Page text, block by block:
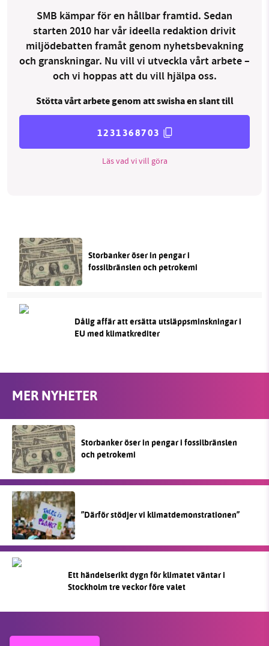
SMB kämpar för en hållbar framtid. Sedan
starten 2010 har vår ideella redaktion drivit
miljödebatten framåt genom nyhetsbevakning
och granskningar. Nu vill vi utveckla vårt arbete –
och vi hoppas att du vill hjälpa oss.
Stötta vårt arbete genom att swisha en slant till
1231368703
Läs vad vi vill göra
Storbanker öser in pengar i
fossilbränslen och petrokemi
Dålig affär att ersätta utsläppsminskningar i
EU med klimatkrediter
MER NYHETER
Storbanker öser in pengar i fossilbränslen
och petrokemi
”Därför stödjer vi klimatdemonstrationen”
Ett händelserikt dygn för klimatet väntar i
Stockholm tre veckor före valet